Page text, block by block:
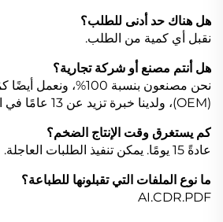
هل هناك حد أدنى للطلب؟
نقبل أي كمية من الطلب.
هل أنتم مصنع أو شركة تجارية؟
نحن مصنعون بنسبة 100%،
(OEM)، ولدينا خبرة تزيد عن 13 عامًا في الطباعة والتصدير.
كم يستغرق وقت الإنتاج الضخم؟
عادةً 15 يومًا. يمكن تنفيذ الطلبات العاجلة.
ما نوع الملفات التي تقبلونها للطباعة؟
AI.CDR.PDF